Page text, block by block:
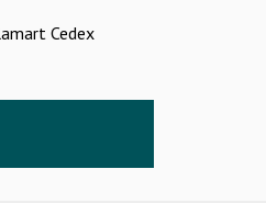
Cedex